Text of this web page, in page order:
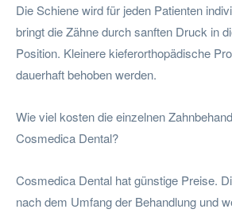
Die Schiene wird für jeden Patienten
bringt die Zähne durch sanften Druck in
Position. Kleinere kieferorthopädische
dauerhaft behoben werden.
Wie viel kosten die einzelnen
Cosmedica Dental?
Cosmedica Dental hat günstige Preise.
nach dem Umfang der Behandlung und